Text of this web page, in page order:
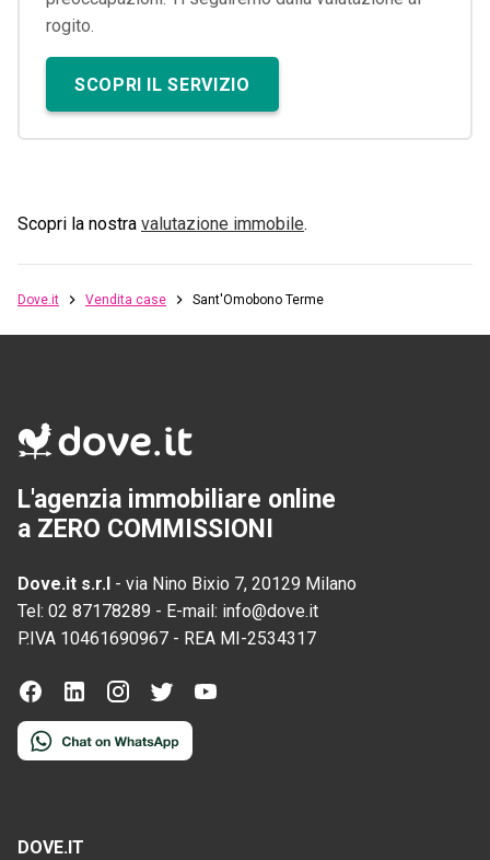
rogito.
SCOPRI IL SERVIZIO
Scopri la nostra valutazione immobile.
Dove.it Vendita case Sant'Omobono Terme
L'agenzia immobiliare online
a ZERO COMMISSIONI
Dove.it s.r.l - via Nino Bixio 7, 20129 Milano
Tel: 02 87178289 - E-mail: info@dove.it
P.IVA 10461690967 - REA MI-2534317
DOVE.IT